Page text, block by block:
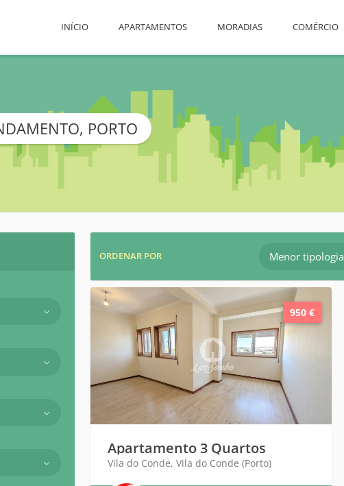
INÍCIO APARTAMENTOS MORADIAS COMÉRCIO
PORTO
ORDENAR POR Menor tipologia
950 €
Apartamento 3 Quartos
Vila do Conde, Vila do Conde (Porto)